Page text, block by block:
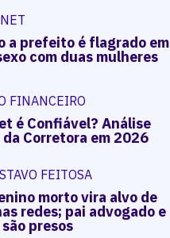
a prefeito é flagrado em
com duas mulheres
FINANCEIRO
é Confiável? Análise
Corretora em 2026
FEITOSA
morto vira alvo de
redes; pai advogado e
presos